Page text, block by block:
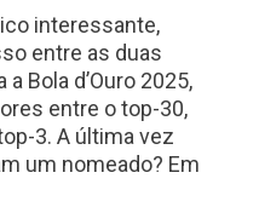
interessante,
entre as duas
Bola d’Ouro 2025,
entre o top-30,
3. A última vez
um nomeado? Em